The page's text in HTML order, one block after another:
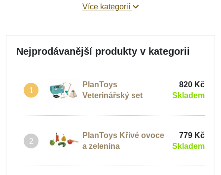
Více kategorií
Nejprodávanější produkty v kategorii
1
PlanToys
Veterinářský set
820 Kč
Skladem
2
PlanToys Křivé ovoce
a zelenina
779 Kč
Skladem